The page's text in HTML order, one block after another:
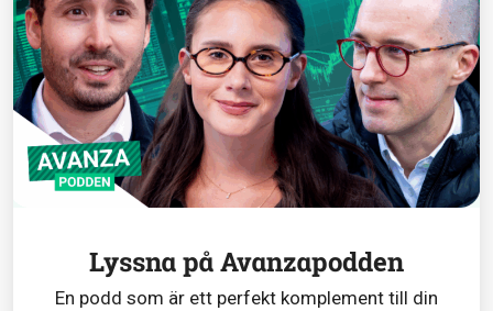
Lyssna på Avanzapodden
En podd som är ett perfekt komplement till din